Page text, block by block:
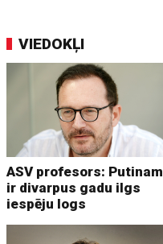
VIEDOKĻI
ASV profesors: Putinam
ir divarpus gadu ilgs
iespēju logs